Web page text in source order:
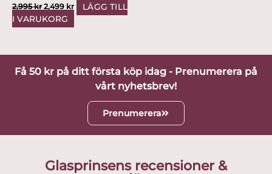
2,995kr 2,499 kr
LÄGG TILL
I VARUKORG
Få 50 kr på ditt första köp idag - Prenumerera på
vårt nyhetsbrev!
Prenumerera
Glasprinsens recensioner &